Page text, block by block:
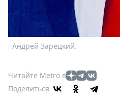
Андрей Зарецкий.
Читайте Metro в
Поделиться